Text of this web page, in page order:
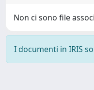
Non ci sono file
I documenti in IRIS